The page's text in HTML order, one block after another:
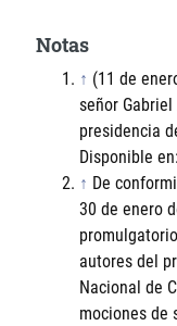
Notas
↑ (11 de
señor
presidencia
Disponible en:
↑ De
30 de enero
autores del
Nacional de
mociones de